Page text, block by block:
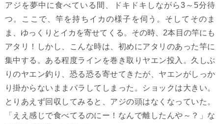
アジを夢中に食べている間、ドキドキしながら3～5分待
つ。ここで、竿を持ちイカの様子を伺う。そしてそのま
ま、ゆっくりとイカを寄せてくる。その時、2本目の竿にも
アタリ！しかし、こんな時は、初めにアタリのあった竿に
集中する。ある程度ラインを巻き取りヤエン投入。久しぶ
りのヤエン釣り、恐る恐る寄せてきたが、ヤエンがしっか
り掛からないままバラしてしまった。ショックは大きい。
とりあえず回収してみると、アジの頭はなくなっていた。
「ええ感じで食べてるのにー！なんで離したんや～？」な